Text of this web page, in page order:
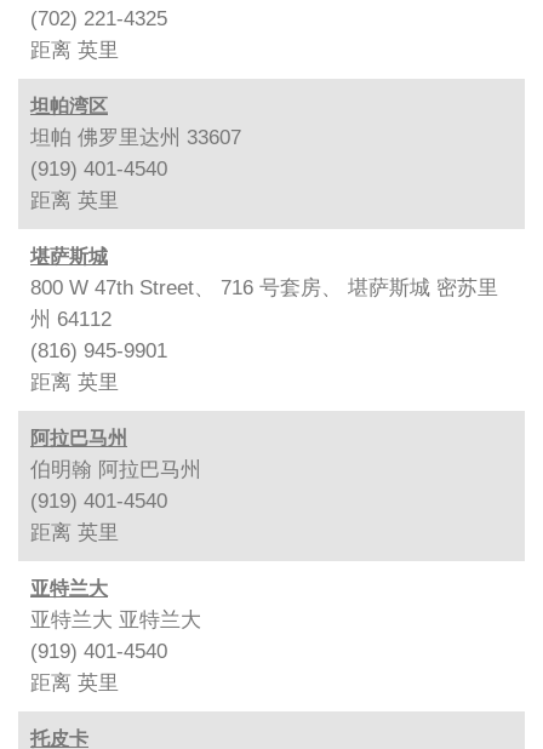
(702) 221-4325
距离 英里
坦帕湾区
坦帕 佛罗里达州 33607
(919) 401-4540
距离 英里
堪萨斯城
800 W 47th Street、 716 号套房、 堪萨斯城 密苏里
州 64112
(816) 945-9901
距离 英里
阿拉巴马州
伯明翰 阿拉巴马州
(919) 401-4540
距离 英里
亚特兰大
亚特兰大 亚特兰大
(919) 401-4540
距离 英里
托皮卡